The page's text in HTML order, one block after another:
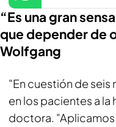
“Es una gran
que depender de
Wolfgang
"En cuestión de seis
en los pacientes a
doctora.